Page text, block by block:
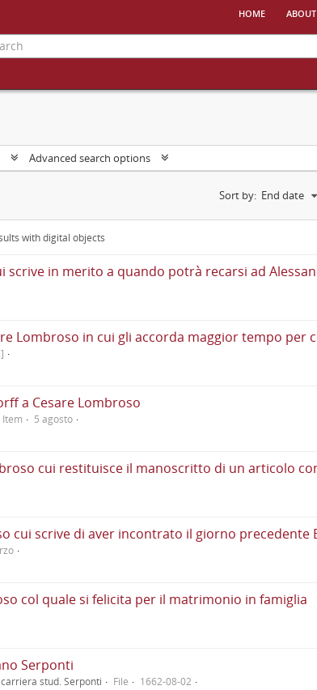
home about
Advanced search options
Sort by: End date
with digital objects
a Cesare Lombroso
Item
5 agosto
col quale si felicita per il matrimonio in famiglia
Serponti
carriera stud. Serponti File
1662-08-02